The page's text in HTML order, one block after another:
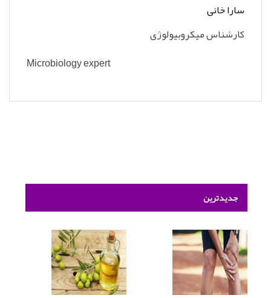
سارا خانی
کارشناس میکروبیولوژی
Microbiology expert
جدیدترین